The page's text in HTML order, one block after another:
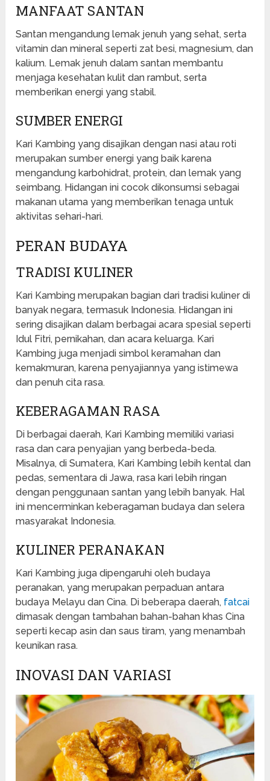
MANFAAT SANTAN
Santan mengandung lemak jenuh yang sehat, serta
vitamin dan mineral seperti zat besi, magnesium, dan
kalium. Lemak jenuh dalam santan membantu
menjaga kesehatan kulit dan rambut, serta
memberikan energi yang stabil.
SUMBER ENERGI
Kari Kambing yang disajikan dengan nasi atau roti
merupakan sumber energi yang baik karena
mengandung karbohidrat, protein, dan lemak yang
seimbang. Hidangan ini cocok dikonsumsi sebagai
makanan utama yang memberikan tenaga untuk
aktivitas sehari-hari.
PERAN BUDAYA
TRADISI KULINER
Kari Kambing merupakan bagian dari tradisi kuliner di
banyak negara, termasuk Indonesia. Hidangan ini
sering disajikan dalam berbagai acara spesial seperti
Idul Fitri, pernikahan, dan acara keluarga. Kari
Kambing juga menjadi simbol keramahan dan
kemakmuran, karena penyajiannya yang istimewa
dan penuh cita rasa.
KEBERAGAMAN RASA
Di berbagai daerah, Kari Kambing memiliki variasi
rasa dan cara penyajian yang berbeda-beda.
Misalnya, di Sumatera, Kari Kambing lebih kental dan
pedas, sementara di Jawa, rasa kari lebih ringan
dengan penggunaan santan yang lebih banyak. Hal
ini mencerminkan keberagaman budaya dan selera
masyarakat Indonesia.
KULINER PERANAKAN
Kari Kambing juga dipengaruhi oleh budaya
peranakan, yang merupakan perpaduan antara
budaya Melayu dan Cina. Di beberapa daerah, fatcai
dimasak dengan tambahan bahan-bahan khas Cina
seperti kecap asin dan saus tiram, yang menambah
keunikan rasa.
INOVASI DAN VARIASI